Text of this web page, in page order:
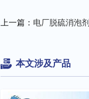
上一篇： 电厂脱硫消泡
本文涉及产品